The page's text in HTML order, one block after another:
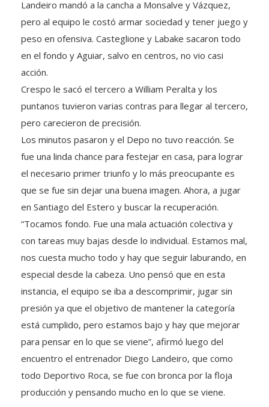
pero al equipo le costó armar sociedad y tener juego y
peso en ofensiva. Casteglione y Labake sacaron todo
en el fondo y Aguiar, salvo en centros, no vio casi
acción.
Crespo le sacó el tercero a William Peralta y los
puntanos tuvieron varias contras para llegar al tercero,
pero carecieron de precisión.
Los minutos pasaron y el Depo no tuvo reacción. Se
fue una linda chance para festejar en casa, para lograr
el necesario primer triunfo y lo más preocupante es
que se fue sin dejar una buena imagen. Ahora, a jugar
en Santiago del Estero y buscar la recuperación.
“Tocamos fondo. Fue una mala actuación colectiva y
con tareas muy bajas desde lo individual. Estamos mal,
nos cuesta mucho todo y hay que seguir laburando, en
especial desde la cabeza. Uno pensó que en esta
instancia, el equipo se iba a descomprimir, jugar sin
presión ya que el objetivo de mantener la categoría
está cumplido, pero estamos bajo y hay que mejorar
para pensar en lo que se viene”, afirmó luego del
encuentro el entrenador Diego Landeiro, que como
todo Deportivo Roca, se fue con bronca por la floja
producción y pensando mucho en lo que se viene.